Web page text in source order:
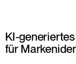
KI-
für